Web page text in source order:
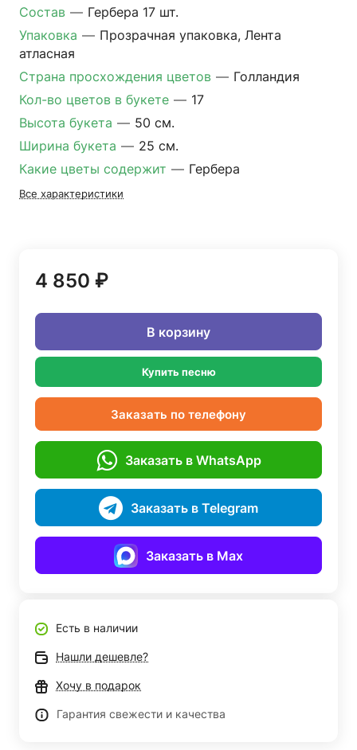
Состав — Гербера 17 шт.
Упаковка — Прозрачная упаковка, Лента
атласная
Страна просхождения цветов — Голландия
Кол-во цветов в букете — 17
Высота букета — 50 см.
Ширина букета — 25 см.
Какие цветы содержит — Гербера
Все характеристики
4 850 ₽
В корзину
Купить песню
Заказать по телефону
Заказать в WhatsApp
Заказать в Telegram
Заказать в Max
Есть в наличии
Нашли дешевле?
Хочу в подарок
Гарантия свежести и качества